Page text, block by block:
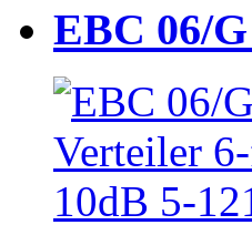
EBC 06/